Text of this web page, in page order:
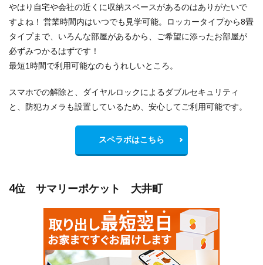
やはり自宅や会社の近くに収納スペースがあるのはありがたいで
すよね！ 営業時間内はいつでも見学可能。ロッカータイプから8畳
タイプまで、いろんな部屋があるから、ご希望に添ったお部屋が
必ずみつかるはずです！
最短1時間で利用可能なのもうれしいところ。
スマホでの解除と、ダイヤルロックによるダブルセキュリティ
と、防犯カメラも設置しているため、安心してご利用可能です。
スペラボはこちら
4位 サマリーポケット 大井町